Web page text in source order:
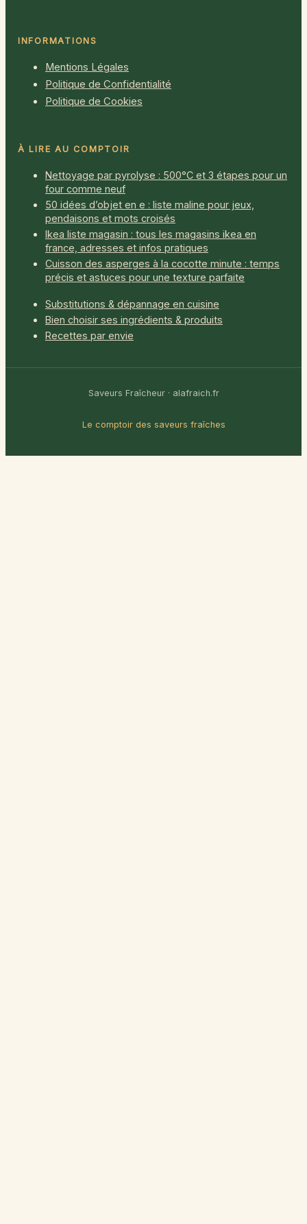
INFORMATIONS
Mentions Légales
Politique de Confidentialité
Politique de Cookies
À LIRE AU COMPTOIR
Nettoyage par pyrolyse : 500°C et 3 étapes pour un
four comme neuf
50 idées d’objet en e : liste maline pour jeux,
pendaisons et mots croisés
Ikea liste magasin : tous les magasins ikea en
france, adresses et infos pratiques
Cuisson des asperges à la cocotte minute : temps
précis et astuces pour une texture parfaite
Substitutions & dépannage en cuisine
Bien choisir ses ingrédients & produits
Recettes par envie
Saveurs Fraîcheur · alafraich.fr
Le comptoir des saveurs fraîches